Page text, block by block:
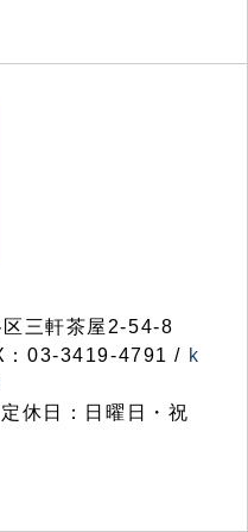
三軒茶屋2-54-8
03-3419-4791 / k
休日：日曜日・祝